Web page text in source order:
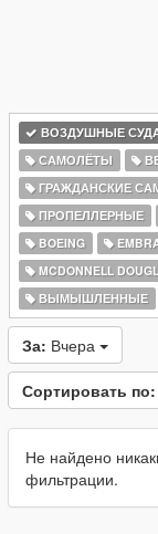
ВОЗДУШНЫЕ
САМОЛЁТЫ
ГРАЖДАНСКИЕ
ПРОПЕЛЛЕРНЫЕ
BOEING
MCDONNELL
ВЫМЫШЛЕННЫЕ
За: Вчера
Сортировать по:
Не найдено
фильтрации.